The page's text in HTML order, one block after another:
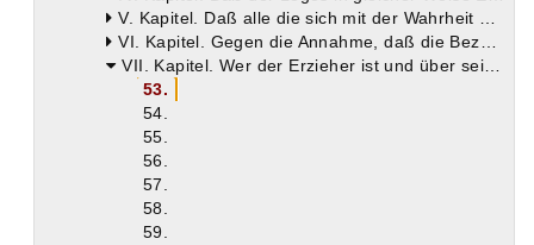
V. Kapitel. Daß alle die sich mit der Wahrheit beschäftigen, bei Gott Kinder sind.
VI. Kapitel. Gegen die Annahme, daß die Bezeichnung Kinder und Unmündige sich auf den Unterricht in den ersten Wissensgegenständen beziehe.
VII. Kapitel. Wer der Erzieher ist und über seine Erziehung.
53.
54.
55.
56.
57.
58.
59.